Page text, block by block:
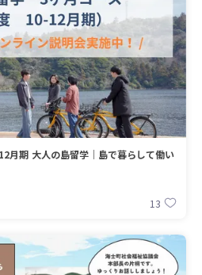
月期 大人の島留学｜島で暮らして働い
13